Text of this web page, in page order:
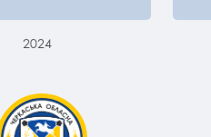
2024